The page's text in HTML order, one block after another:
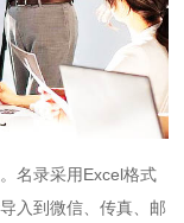
名录采用Excel格式
入到微信、传真、邮